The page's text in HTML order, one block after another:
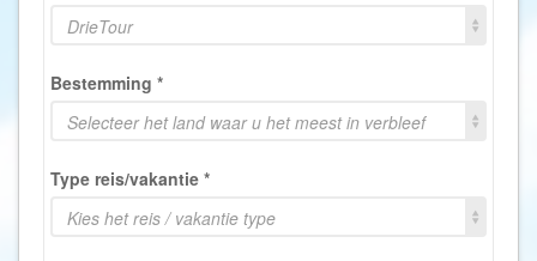
DrieTour
Bestemming *
Selecteer het land waar u het meest in verbleef
Type reis/vakantie *
Kies het reis / vakantie type